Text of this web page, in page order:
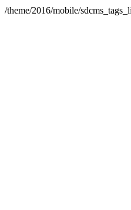
/theme/2016/mobile/